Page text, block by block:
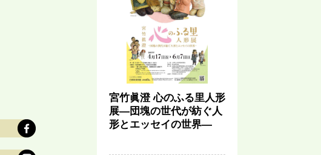
宮竹眞澄 心のふる里人形
展―団塊の世代が紡ぐ人
形とエッセイの世界―